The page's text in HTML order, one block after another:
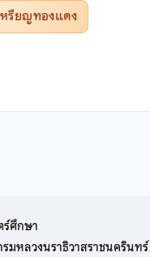
หรียญทองแดง
ศึกษา
มหลวงนราธิวาสราชนครินทร์